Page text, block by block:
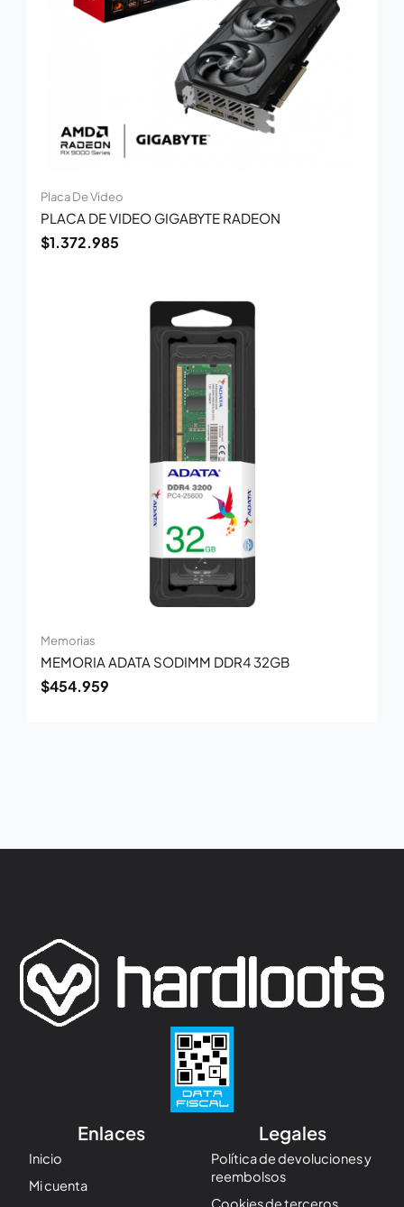
Placa De Video
PLACA DE VIDEO GIGABYTE RADEON
$1.372.985
Memorias
MEMORIA ADATA SODIMM DDR4 32GB
$454.959
Enlaces
Inicio
Mi cuenta
Legales
Política de devoluciones y
reembolsos